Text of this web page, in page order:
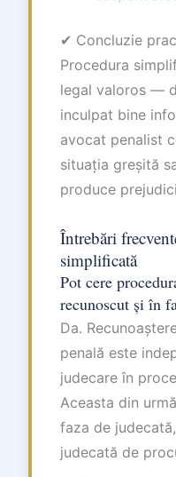
✔ Concluzie
Procedura
legal valoros —
inculpat bine
avocat penalist
situația greșită
produce
Întrebări
simplificată
Pot cere
recunoscut și în
Da.
penală este
judecare în
Aceasta din
faza de
judecată de